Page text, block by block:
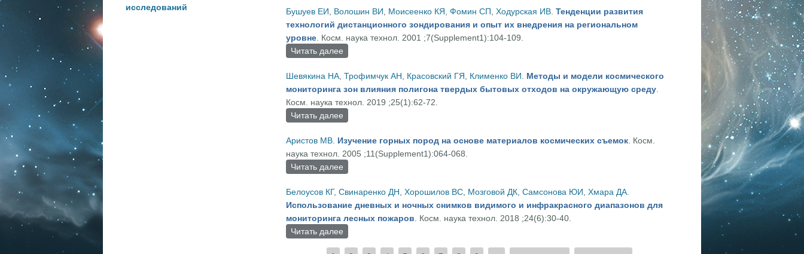
Бушуев ЕИ, Волошин ВИ, Моисеенко КЯ, Фомин СП, Ходурская ИВ. Тенденции развития
технологий дистанционного зондирования и опыт их внедрения на региональном
уровне. Косм. наука технол. 2001 ;7(Supplement1):104-109.
Читать далее о Тенденции развития технологий дистанционного зондирования и опыт их внедрения на региональном уровне
Шевякина НА, Трофимчук АН, Красовский ГЯ, Клименко ВИ. Методы и модели космического
мониторинга зон влияния полигона твердых бытовых отходов на окружающую среду.
Косм. наука технол. 2019 ;25(1):62-72.
Читать далее о Методы и модели космического мониторинга зон влияния полигона твердых бытовых отходов на окружающую
Аристов МВ. Изучение горных пород на основе материалов космических съемок. Косм.
наука технол. 2005 ;11(Supplement1):064-068.
Читать далее
Белоусов КГ, Свинаренко ДН, Хорошилов ВС, Мозговой ДК, Самсонова ЮИ, Хмара ДА.
Использование дневных и ночных снимков видимого и инфракрасного диапазонов для
мониторинга лесных пожаров. Косм. наука технол. 2018 ;24(6):30-40.
Читать далее
исследований